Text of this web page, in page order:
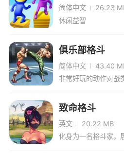
简体中文
26.23
休闲益智
俱乐部格斗
简体中文
43.40
非常好玩的动作对战
致命格斗
英文
20.22 MB
化身为一名格斗家，